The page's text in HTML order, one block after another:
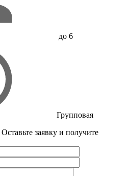
до 6
Групповая
Оставьте заявку и получите